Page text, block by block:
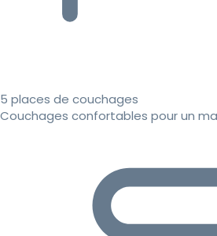
5 places de couchages
Couchages confortables pour un